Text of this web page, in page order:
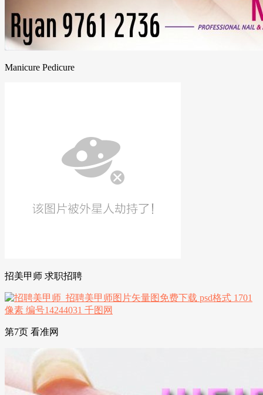
Manicure Pedicure
招美甲师 求职招聘
第7页 看准网